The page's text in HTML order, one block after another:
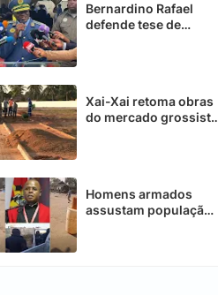
Bernardino Rafael
defende tese de
Xai-Xai retoma obras
do mercado grossista
Homens armados
assustam população